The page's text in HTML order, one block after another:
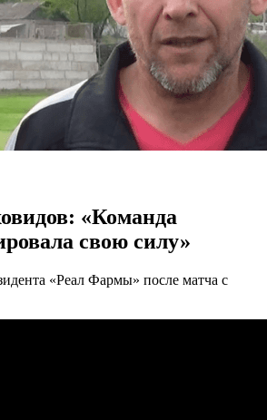
«Команда
свою силу»
«Реал Фармы» после матча с